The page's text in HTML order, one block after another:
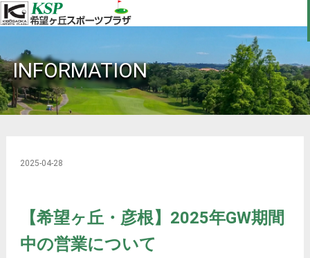
INFORMATION
2025-04-28
【希望ヶ丘・彦根】2025年GW期間
中の営業について